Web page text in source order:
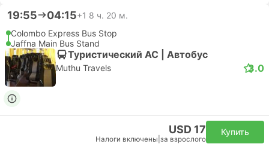
19:55 04:15+1 8 ч. 20 м.
Colombo Express Bus Stop
Jaffna Main Bus Stand
Туристический AC | Автобус
Muthu Travels 3.0
USD 17
Налоги включены за взрослого
Купить